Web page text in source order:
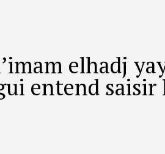
elhadj
entend saisir